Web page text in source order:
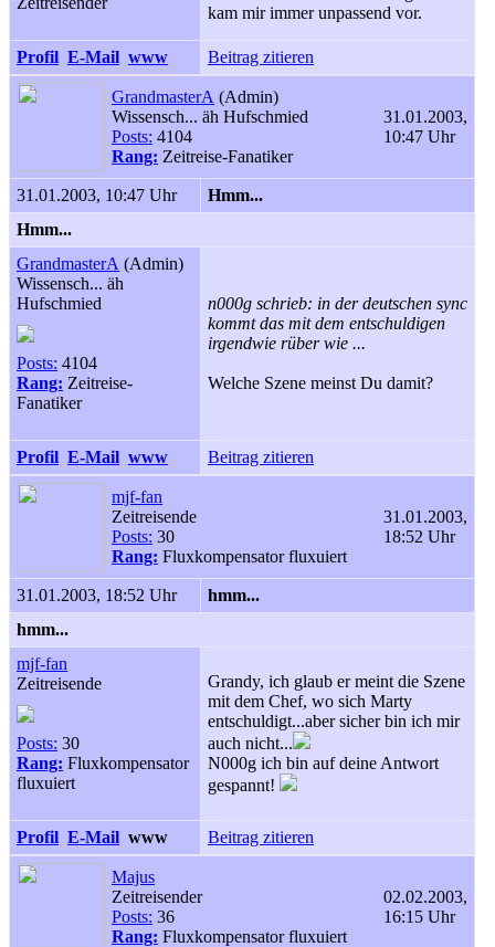
kam mir immer unpassend vor.
Profil E-Mail www Beitrag zitieren
GrandmasterA (Admin)
Wissensch... äh Hufschmied
Posts: 4104
Rang: Zeitreise-Fanatiker
31.01.2003,
10:47 Uhr
31.01.2003, 10:47 Uhr
Hmm...
Hmm...
GrandmasterA (Admin)
Wissensch... äh
Hufschmied
Posts: 4104
Rang: Zeitreise-
Fanatiker
n000g schrieb: in der deutschen sync
kommt das mit dem entschuldigen
irgendwie rüber wie ...
Welche Szene meinst Du damit?
Profil E-Mail www Beitrag zitieren
mjf-fan
Zeitreisende
Posts: 30
Rang: Fluxkompensator fluxuiert
31.01.2003,
18:52 Uhr
31.01.2003, 18:52 Uhr
hmm...
hmm...
mjf-fan
Zeitreisende
Posts: 30
Rang: Fluxkompensator
fluxuiert
Grandy, ich glaub er meint die Szene
mit dem Chef, wo sich Marty
entschuldigt...aber sicher bin ich mir
auch nicht...
N000g ich bin auf deine Antwort
gespannt!
Profil E-Mail www Beitrag zitieren
Majus
Zeitreisender
Posts: 36
Rang: Fluxkompensator fluxuiert
02.02.2003,
16:15 Uhr